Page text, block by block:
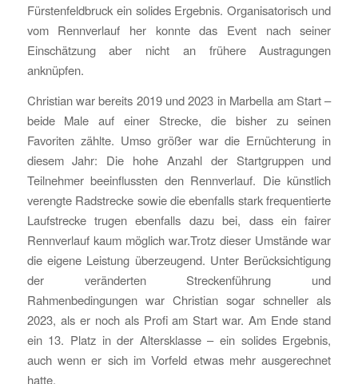
Fürstenfeldbruck ein solides Ergebnis. Organisatorisch und
vom Rennverlauf her konnte das Event nach seiner
Einschätzung aber nicht an frühere Austragungen
anknüpfen.
Christian war bereits 2019 und 2023 in Marbella am Start –
beide Male auf einer Strecke, die bisher zu seinen
Favoriten zählte. Umso größer war die Ernüchterung in
diesem Jahr: Die hohe Anzahl der Startgruppen und
Teilnehmer beeinflussten den Rennverlauf. Die künstlich
verengte Radstrecke sowie die ebenfalls stark frequentierte
Laufstrecke trugen ebenfalls dazu bei, dass ein fairer
Rennverlauf kaum möglich war.Trotz dieser Umstände war
die eigene Leistung überzeugend. Unter Berücksichtigung
der veränderten Streckenführung und
Rahmenbedingungen war Christian sogar schneller als
2023, als er noch als Profi am Start war. Am Ende stand
ein 13. Platz in der Altersklasse – ein solides Ergebnis,
auch wenn er sich im Vorfeld etwas mehr ausgerechnet
hatte.